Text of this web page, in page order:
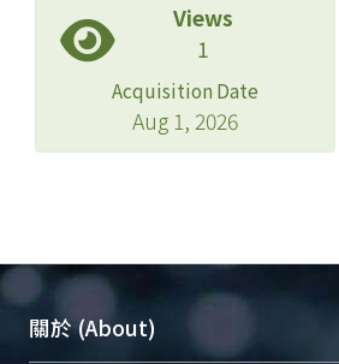
Views
1
Acquisition Date
Aug 1, 2026
關於 (About)